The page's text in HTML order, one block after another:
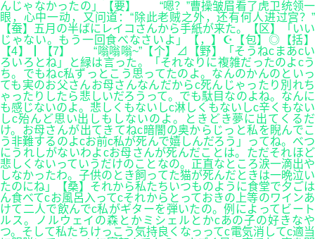
んじゃなかったの」【要】 “嗯？”曹操皱眉看了虎卫统领一
眼，心中一动，又问道：“除此老贼之外，还有何人进过宫？”
【蚕】五月の半ばにレイコさんから手紙が来た。【区】「いい
じゃない。もう一回食べなさいよ」【，】☪【包】◎【括】
【4】┃【7】 “嗡嗡嗡~”【个】⊿【野】「そうねcまあcい
ろいろとね」と緑は言った。「それなりに複雑だったのよcう
ち。でもねc私ずっとこう思ってたのよ。なんのかんのといっ
ても実のお父さんお母さんなんだからc死んじゃったり別れち
ゃったりしたら悲しいだろうって。でも駄目なのよね。なんに
も感じないのよ。悲しくもないしc淋しくもないしc辛くもない
しc殆んど思い出しもしないのよ。ときどき夢に出てくるだ
け。お母さんが出てきてねc暗闇の奥からじっと私を睨んでこ
う非難するのよcお前c私が死んで嬉しんだろう」ってね。べつ
にうれしがないわよcお母さんが死んだことは。ただそれほど
悲しくないっていうだけのことなの。正直なところ涙一滴出や
しなかったわ。子供のとき飼ってた猫が死んだときは一晩泣い
たのにね」【桑】それから私たちいつものように食堂で夕ごは
ん食べてcお風呂入ってcそれからとっておきの上等のワインあ
けて二人で飲んでc私がギターを弾いたの。例によってビート
ルス。ノルウェイの森とかミシェルとかcあの子の好きなや
つ。そして私たちけっこう気持良くなっってc電気消してc適当